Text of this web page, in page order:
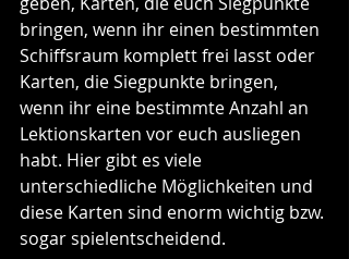
bringen, wenn ihr einen bestimmten
Schiffsraum komplett frei lasst oder
Karten, die Siegpunkte bringen,
wenn ihr eine bestimmte Anzahl an
Lektionskarten vor euch ausliegen
habt. Hier gibt es viele
unterschiedliche Möglichkeiten und
diese Karten sind enorm wichtig bzw.
sogar spielentscheidend.